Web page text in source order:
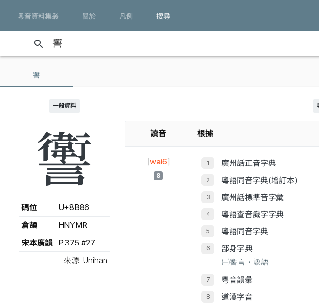
粵音資料集叢 關於 凡例 搜尋
search
讆
一般資料
讆
碼位
U+8B86
倉頡
HNYMR
宋本廣韻
P.375 #27
來源: Unihan
讀音 根據
[wai6]
8
廣州話正音字典
粵語同音字典(增訂本)
廣州話標準音字彙
粵語查音識字字典
粵語同音字典
部身字典
㈠讆言，謬語
粵音韻彙
道漢字音